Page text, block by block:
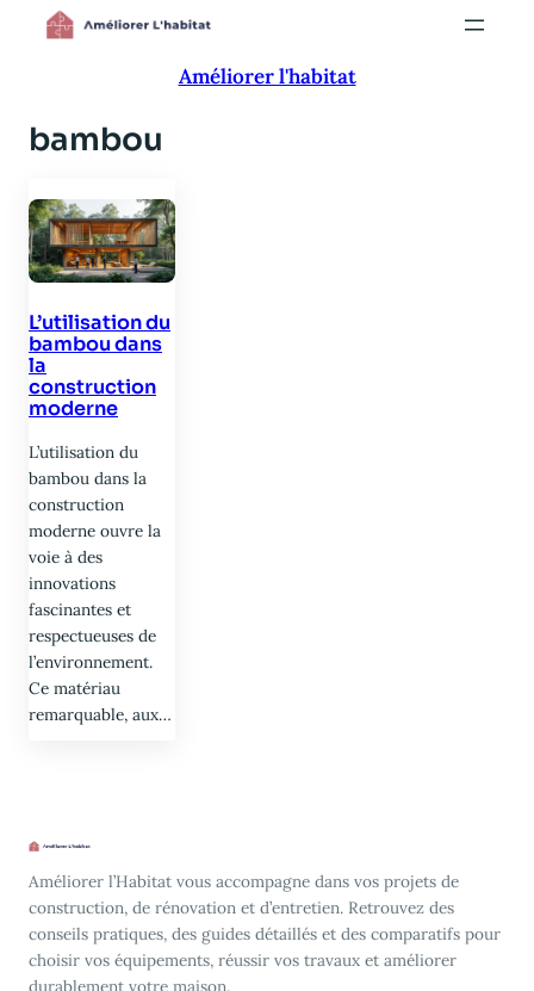
Aller
Améliorer l'habitat
bambou
L’utilisation du
bambou dans
la
construction
moderne
L’utilisation du
bambou dans la
construction
moderne ouvre la
voie à des
innovations
fascinantes et
respectueuses de
l’environnement.
Ce matériau
remarquable, aux…
Améliorer l’Habitat vous accompagne dans vos projets de
construction, de rénovation et d’entretien. Retrouvez des
conseils pratiques, des guides détaillés et des comparatifs pour
choisir vos équipements, réussir vos travaux et améliorer
durablement votre maison.